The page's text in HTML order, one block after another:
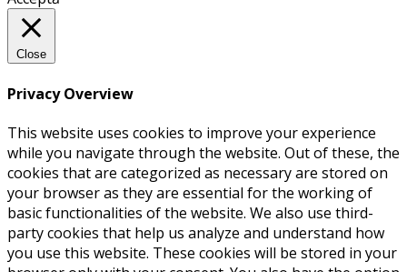
Close
Privacy Overview
This website uses cookies to improve your experience
while you navigate through the website. Out of these, the
cookies that are categorized as necessary are stored on
your browser as they are essential for the working of
basic functionalities of the website. We also use third-
party cookies that help us analyze and understand how
you use this website. These cookies will be stored in your